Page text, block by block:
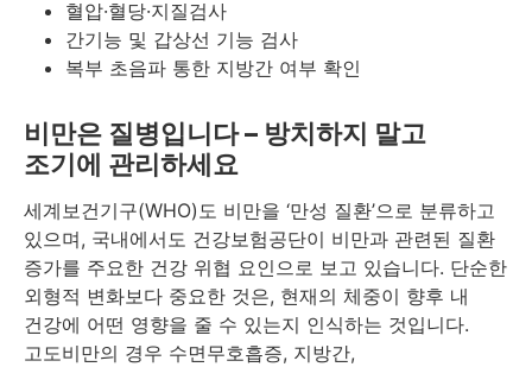
혈압·혈당·지질검사
간기능 및 갑상선 기능 검사
복부 초음파 통한 지방간 여부 확인
비만은 질병입니다 – 방치하지 말고
조기에 관리하세요
세계보건기구(WHO)도 비만을 ‘만성 질환’으로 분류하고
있으며, 국내에서도 건강보험공단이 비만과 관련된 질환
증가를 주요한 건강 위협 요인으로 보고 있습니다. 단순한
외형적 변화보다 중요한 것은, 현재의 체중이 향후 내
건강에 어떤 영향을 줄 수 있는지 인식하는 것입니다.
고도비만의 경우 수면무호흡증, 지방간,